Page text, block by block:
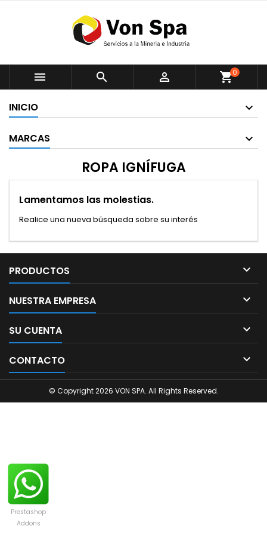
Prestashop
Addons
   shopping_cart0
INICIO
MARCAS
ROPA IGNÍFUGA
Lamentamos las molestias.
Realice una nueva búsqueda sobre su interés
PRODUCTOS 
NUESTRA EMPRESA 
SU CUENTA 
CONTACTO 
© Copyright 2026 VON SPA. All Rights Reserved.